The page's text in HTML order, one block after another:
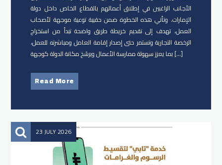
الأجانب الراغبين في إطلاق أعمالهم بالقطاع الخاص داخل دولة
الإمارات. وتأتي هذه الخطوة ضمن حقيبة توعية موجهة لأصحاب
العمل، تهدف إلى تقديم خريطة طريق واضحة تبدأ من استخراج
الرخصة التجارية وتستمر حتى إصدار إقامة العامل ومباشرته للعمل،
بما يعزز سهولة ممارسة الأعمال ويرسّخ مكانة الدولة كوجهة […]
Read More
23 JULY 2026